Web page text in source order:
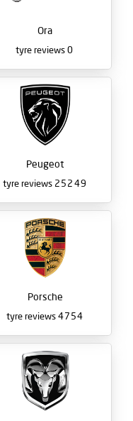
Ora
0
tyre reviews
Peugeot
25249
Porsche
4754
tyre reviews